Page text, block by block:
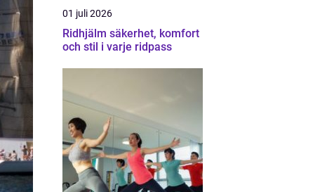
01 juli 2026
Ridhjälm säkerhet, komfort
och stil i varje ridpass